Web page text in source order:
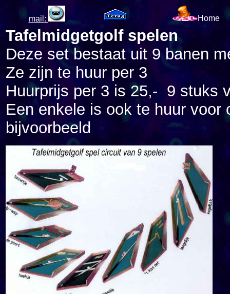
mail: Home
Tafelmidgetgolf spelen
Deze set bestaat uit 9 banen
Ze zijn te huur per 3
Huurprijs per 3 is 25,- 9 stuks
Een enkele is ook te huur
bijvoorbeeld